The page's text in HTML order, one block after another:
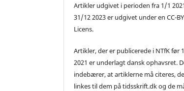
Artikler udgivet i perioden fra 1/1
31/12 2023 er udgivet under en CC-
Licens.
Artikler, der er publicerede i NTfK før
2021 er underlagt dansk ophavsret.
indebærer, at artiklerne må citeres,
linkes til dem på tidsskrift.dk og de